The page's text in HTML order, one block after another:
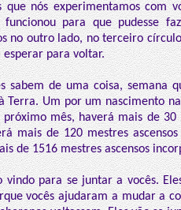
que nós experimentamos com
funcionou para que pudesse
no outro lado, no terceiro
esperar para voltar.
sabem de uma coisa, semana
Terra. Um por um nascimento
mês, haverá mais de 30
mais de 120 mestres
de 1516 mestres ascensos
vindo para se juntar a vocês.
vocês ajudaram a mudar a